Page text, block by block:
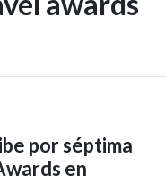
por séptima
en